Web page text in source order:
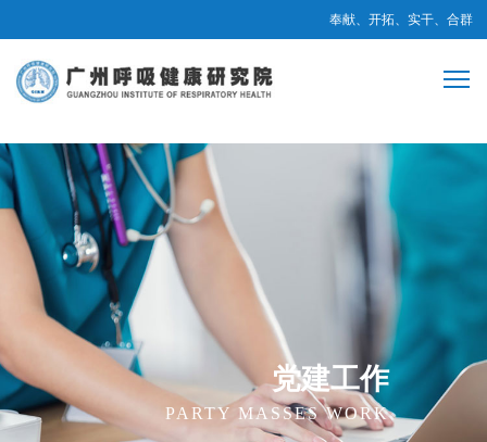
奉献、开拓、实干、合群
党建工作
PARTY MASSES WORK